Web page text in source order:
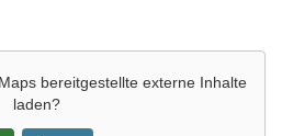
bereitgestellte externe Inhalte
laden?